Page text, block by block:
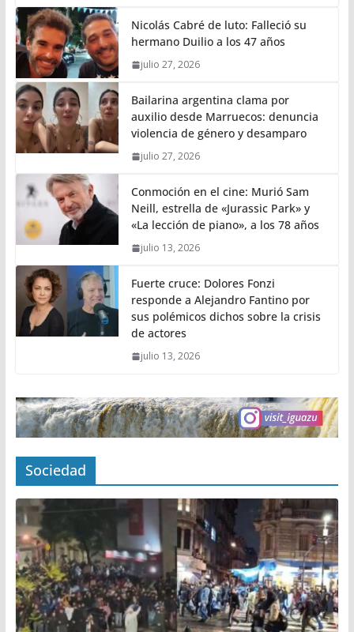
Nicolás Cabré de luto: Falleció su
hermano Duilio a los 47 años
julio 27, 2026
Bailarina argentina clama por
auxilio desde Marruecos: denuncia
violencia de género y desamparo
julio 27, 2026
Conmoción en el cine: Murió Sam
Neill, estrella de «Jurassic Park» y
«La lección de piano», a los 78 años
julio 13, 2026
Fuerte cruce: Dolores Fonzi
responde a Alejandro Fantino por
sus polémicos dichos sobre la crisis
de actores
julio 13, 2026
Sociedad